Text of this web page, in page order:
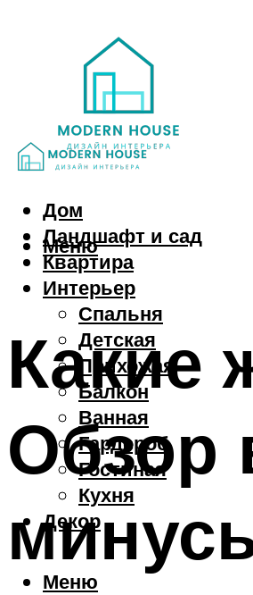
Дом
Ландшафт и сад
Квартира
Интерьер
Спальня
Детская
Прихожая
Балкон
Ванная
Гардероб
Гостиная
Кухня
Декор
Меню
Меню
Какие
Обзор